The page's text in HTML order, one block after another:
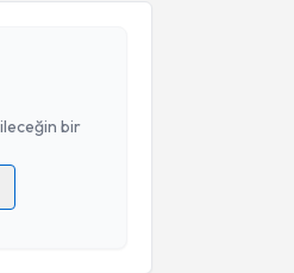
bir
için bir takvim
Metni